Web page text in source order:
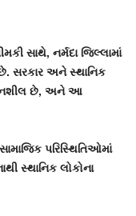
સાથે, નર્મદા જિલ્લામાં
છે. સરકાર અને સ્થાનિક
છે, અને આ
પરિસ્થિતિઓમાં
સ્થાનિક લોકોના